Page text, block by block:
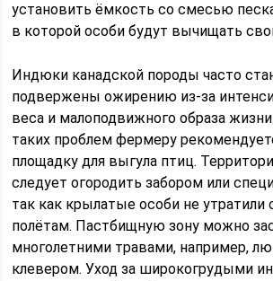
установить ёмкость со смесью
в которой особи будут вычищать
Индюки канадской породы часто
подвержены ожирению из-за
веса и малоподвижного образа
таких проблем фермеру
площадку для выгула птиц.
следует огородить забором или
так как крылатые особи не утратили
полётам. Пастбищную зону можно
многолетними травами, например,
клевером. Уход за широкогрудыми